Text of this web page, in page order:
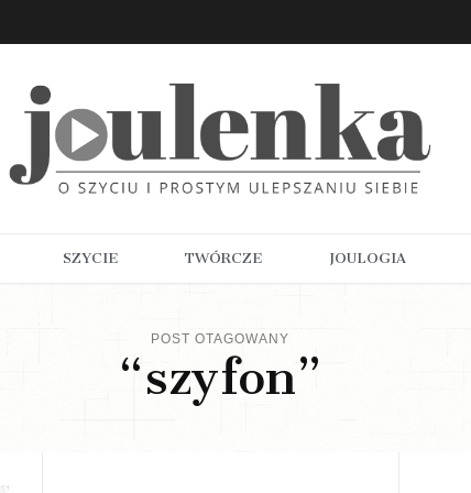
SZYCIE TWÓRCZE JOULOGIA
POST OTAGOWANY
“szyfon”